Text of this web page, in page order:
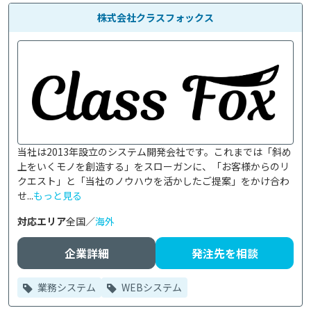
株式会社クラスフォックス
当社は2013年設立のシステム開発会社です。これまでは「斜め
上をいくモノを創造する」をスローガンに、「お客様からのリ
クエスト」と「当社のノウハウを活かしたご提案」をかけ合わ
せ...もっと見る
対応エリア全国／海外
企業詳細 発注先を相談
業務システム WEBシステム